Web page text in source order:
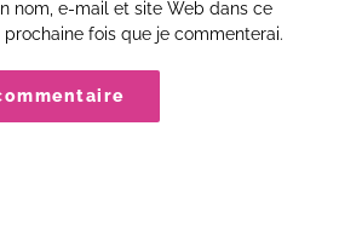
nom, e-mail et site Web dans ce
fois que je commenterai.